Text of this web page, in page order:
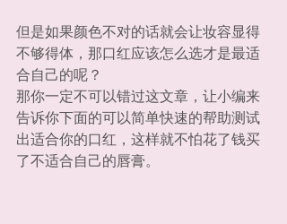
但是如果颜色不对的话就会让妆容显得
不够得体，那口红应该怎么选才是最适
合自己的呢？
那你一定不可以错过这文章，让小编来
告诉你下面的可以简单快速的帮助测试
出适合你的口红，这样就不怕花了钱买
了不适合自己的唇膏。